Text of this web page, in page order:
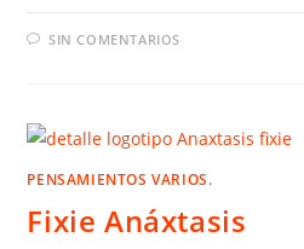
SIN COMENTARIOS
PENSAMIENTOS VARIOS.
Fixie Anáxtasis